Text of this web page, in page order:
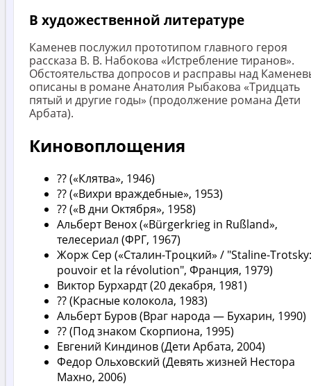
В художественной литературе
Каменев послужил прототипом главного героя
рассказа В. В. Набокова «Истребление тиранов».
Обстоятельства допросов и расправы над
описаны в романе Анатолия Рыбакова «Тридцать
пятый и другие годы» (продолжение романа Дети
Арбата).
Киновоплощения
?? («Клятва», 1946)
?? («Вихри враждебные», 1953)
?? («В дни Октября», 1958)
Альберт Венох («Bürgerkrieg in Rußland»,
телесериал (ФРГ, 1967)
Жорж Сер («Сталин-Троцкий» / "Staline-
pouvoir et la révolution", Франция, 1979)
Виктор Бурхардт (20 декабря, 1981)
?? (Красные колокола, 1983)
Альберт Буров (Враг народа — Бухарин, 1990)
?? (Под знаком Скорпиона, 1995)
Евгений Киндинов (Дети Арбата, 2004)
Федор Ольховский (Девять жизней Нестора
Махно, 2006)